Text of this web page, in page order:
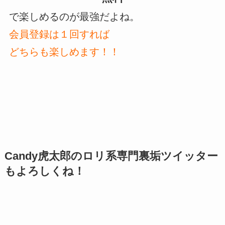
で楽しめるのが最強だよね。
会員登録は１回すれば
どちらも楽しめます！！
Candy虎太郎のロリ系専門裏垢ツイッター
もよろしくね！